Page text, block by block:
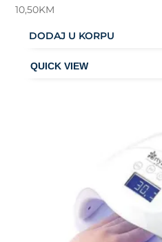
10,50KM
DODAJ U KORPU